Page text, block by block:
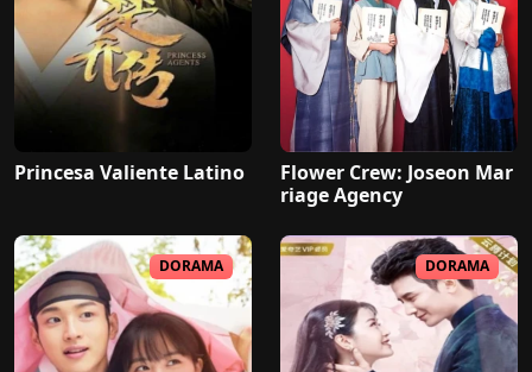
Princesa Valiente Latino
Flower Crew: Joseon Mar
riage Agency
DORAMA DORAMA